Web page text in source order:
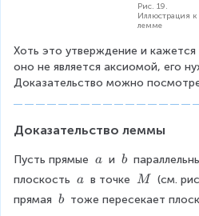
m
pl
ie
s
\
a
r
al
Рис. 19.
Иллюстрация к
лемме
Хоть это утверждение и
оно не является аксиомой, его
Доказательство можно
Доказательство леммы
Пусть прямые \
\
a и \
\
b
плоскость \
\
a в точке \
\
M
(см.
прямая \
b тоже пересекает